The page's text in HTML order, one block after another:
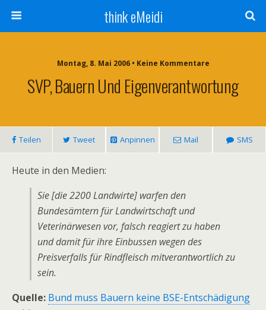
think eMeidi
Montag, 8. Mai 2006 • Keine Kommentare
SVP, Bauern Und Eigenverantwortung
Teilen Tweet Anpinnen Mail SMS
Heute in den Medien:
Sie [die 2200 Landwirte] warfen den
Bundesämtern für Landwirtschaft und
Veterinärwesen vor, falsch reagiert zu haben
und damit für ihre Einbussen wegen des
Preisverfalls für Rindfleisch mitverantwortlich zu
sein.
Quelle: Bund muss Bauern keine BSE-Entschädigung